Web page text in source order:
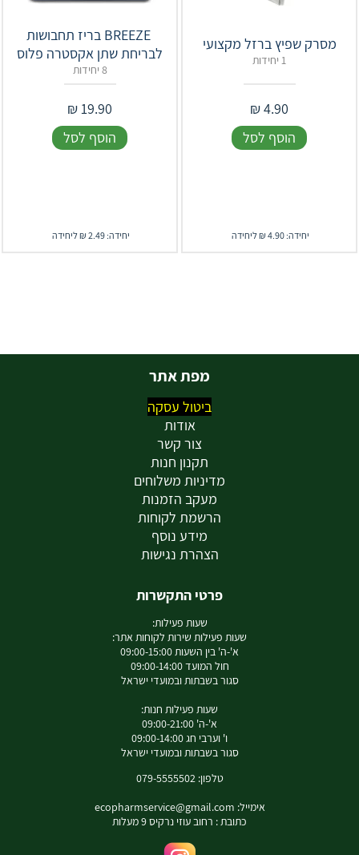
מסרק שפיץ ברזל מקצועי
1 יחידות
4.90
₪
הוסף לסל
יחידה: 4.90 ₪ ליחידה
‎BREEZE‎ ‎ בריז תחבושות
לבריחת שתן אקסטרה פלוס
8 יחידות
19.90
₪
הוסף לסל
יחידה: 2.49 ₪ ליחידה
מפת אתר
ביטול עסקה
אודות
צור קשר
תקנון חנות
מדיניות משלוחים
מעקב הזמנות
הרשמת לקוחות
מידע נוסף
הצהרת נגישות
פרטי התקשרות
שעות פעילות:
שעות פעילות שירות לקוחות אתר:
א'-ה' בין השעות 09:00-15:00
חול המועד 09:00-14:00
סגור בשבתות ובמועדי ישראל
שעות פעילות חנות:
א'-ה' 09:00-21:00
ו' וערבי חג 09:00-14:00
סגור בשבתות ובמועדי ישראל
טלפון: 079-5555502
אימייל: ecopharmservice@gmail.com
כתובת : רחוב עוזי נרקיס 9 מעלות